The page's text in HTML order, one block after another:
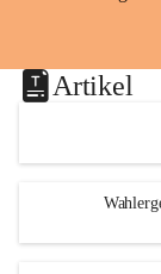
Artikel